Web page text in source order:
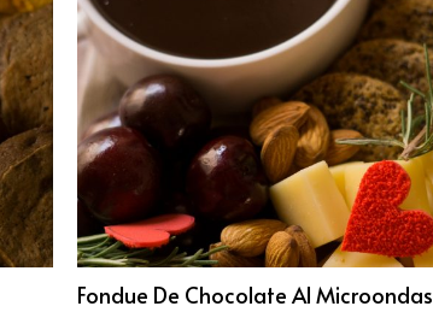
Fondue De Chocolate Al Microondas